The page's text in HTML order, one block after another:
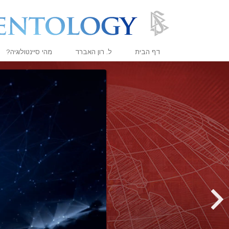
דף הבית ל. רון האברד מהי סיינטולוגיה?
עיקרי האמונה
מה סיינטולוגים
פגוש סיינטולוג
בתוך ארגון
העקרונות הבסיסיים
מבוא לדיאנטיקה
אהבה ושנאה –
מהי גדוּלה?